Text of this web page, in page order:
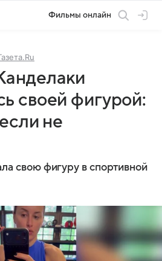
Фильмы онлайн
своей фигурой:
не
свою фигуру в спортивной